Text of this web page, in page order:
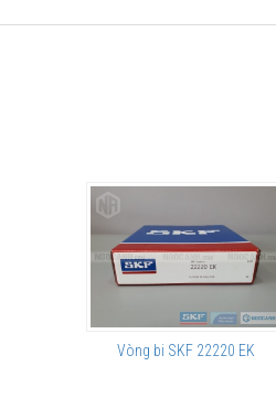
Vòng bi SKF 22220 EK